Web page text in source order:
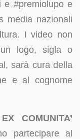
e #premiolupo e
media nazionali
I video non
logo, sigla o
sarà cura della
e al cognome
COMUNITA’
partecipare al